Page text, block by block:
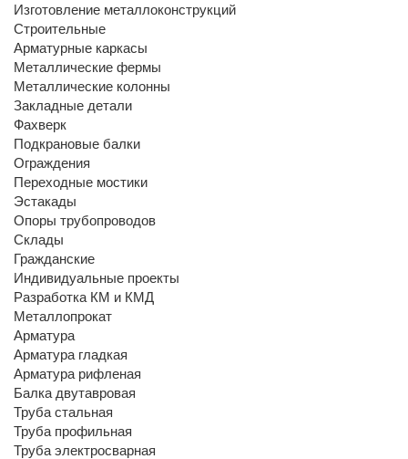
Изготовление металлоконструкций
Строительные
Арматурные каркасы
Металлические фермы
Металлические колонны
Закладные детали
Фахверк
Подкрановые балки
Ограждения
Переходные мостики
Эстакады
Опоры трубопроводов
Склады
Гражданские
Индивидуальные проекты
Разработка КМ и КМД
Металлопрокат
Арматура
Арматура гладкая
Арматура рифленая
Балка двутавровая
Труба стальная
Труба профильная
Труба электросварная